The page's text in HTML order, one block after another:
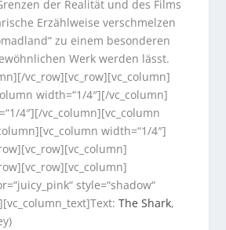
der Realität und des Films
Erzählweise verschmelzen
zu einem besonderen
Werk werden lässt.
vc_row][vc_row][vc_column]
width=“1/4″][/vc_column]
4″][/vc_column][vc_column
width=“1/4″]
style=“shadow“
The Shark,